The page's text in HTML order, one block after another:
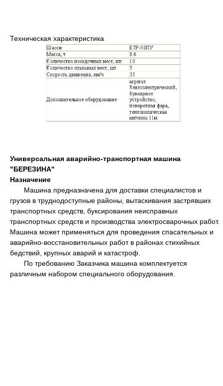
Техническая характеристика
Универсальная аварийно-транспортная машина
"БЕРЕЗИНА"
Назначение
Машина предназначена для доставки специалистов и
грузов в труднодоступные районы, вытаскивания застрявших
транспортных средств, буксирования неисправных
транспортных средств и производства электросварочных работ.
Машина может применяться для проведения спасательных и
аварийно-восстановительных работ в районах стихийных
бедствий, крупных аварий и катастроф.
По требованию Заказчика машина комплектуется
различным набором специального оборудования.